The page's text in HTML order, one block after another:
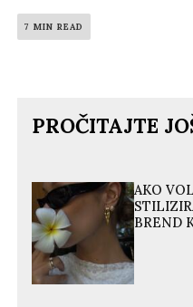
7 MIN READ
PROČITAJTE
AKO
BREND